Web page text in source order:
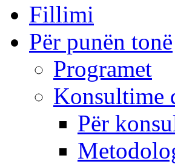
Fillimi
Për punën tonë
Programet
Konsultime
Për